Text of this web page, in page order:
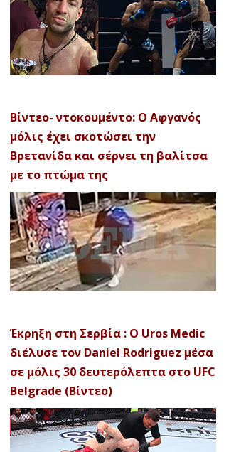
Βίντεο- ντοκουμέντο: Ο Αφγανός
μόλις έχει σκοτώσει την
Βρετανίδα και σέρνει τη βαλίτσα
με το πτώμα της
Έκρηξη στη Σερβία : Ο Uros Medic
διέλυσε τον Daniel Rodriguez μέσα
σε μόλις 30 δευτερόλεπτα στο UFC
Belgrade (Βίντεο)